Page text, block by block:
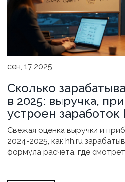
сен, 17 2025
Сколько
в 2025: выручка,
устроен заработок
Свежая оценка выручки и
2024-2025, как hh.ru
формула расчёта, где